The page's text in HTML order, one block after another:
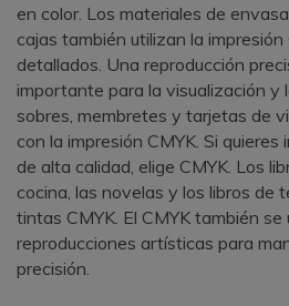
en color. Los materiales de
cajas también utilizan la
detallados. Una reproducción
importante para la visualización y
sobres, membretes y tarjetas de
con la impresión CMYK. Si
de alta calidad, elige CMYK. Los
cocina, las novelas y los libros de
tintas CMYK. El CMYK también se
reproducciones artísticas para
precisión.